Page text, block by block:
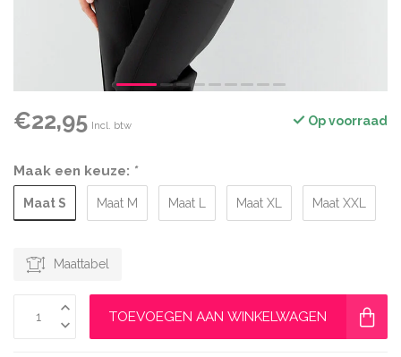
€22,95 Incl. btw Op voorraad
Maak een keuze: *
Maat S Maat M Maat L Maat XL Maat XXL
Maattabel
TOEVOEGEN AAN WINKELWAGEN